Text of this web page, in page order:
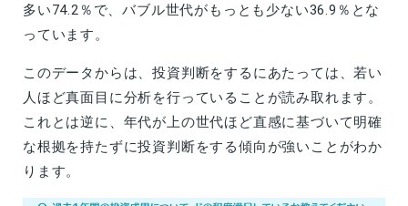
多い74.2％で、バブル世代がもっとも少ない36.9％とな
っています。
このデータからは、投資判断をするにあたっては、若い
人ほど真面目に分析を行っていることが読み取れます。
これとは逆に、年代が上の世代ほど直感に基づいて明確
な根拠を持たずに投資判断をする傾向が強いことがわか
ります。